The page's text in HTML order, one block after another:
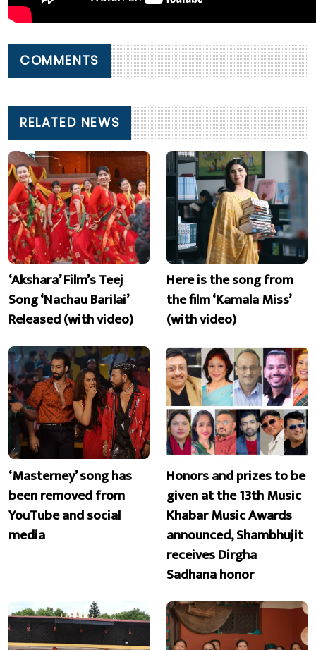
COMMENTS
RELATED NEWS
‘Akshara’ Film’s Teej
Song ‘Nachau Barilai’
Released (with video)
Here is the song from
the film ‘Kamala Miss’
(with video)
‘Masterney’ song has
been removed from
YouTube and social
media
Honors and prizes to be
given at the 13th Music
Khabar Music Awards
announced, Shambhujit
receives Dirgha
Sadhana honor